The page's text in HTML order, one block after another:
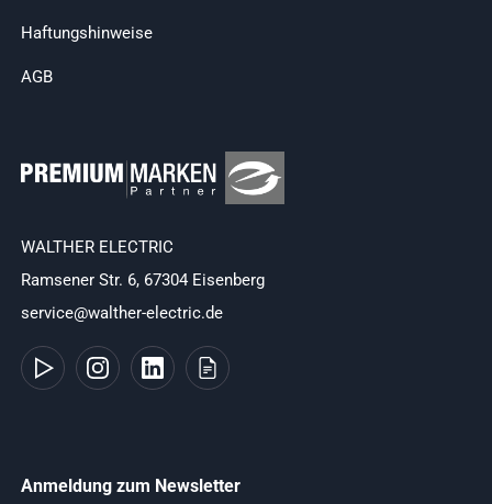
Haftungshinweise
AGB
WALTHER ELECTRIC
Ramsener Str. 6, 67304 Eisenberg
service@walther-electric.de
Anmeldung zum Newsletter